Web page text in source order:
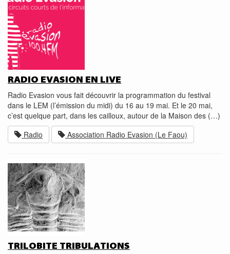
RADIO EVASION EN LIVE
Radio Evasion vous fait découvrir la programmation du festival
dans le LEM (l’émission du midi) du 16 au 19 mai. Et le 20 mai,
c’est quelque part, dans les cailloux, autour de la Maison des (…)
Radio
Association Radio Evasion (Le Faou)
TRILOBITE TRIBULATIONS